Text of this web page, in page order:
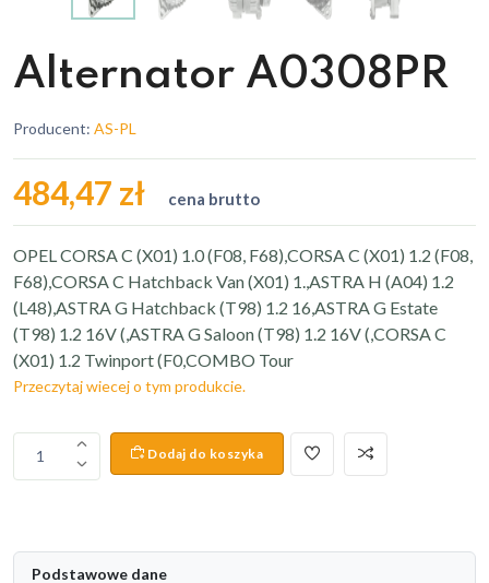
Alternator A0308PR
Producent: AS-PL
484,47 zł cena brutto
OPEL CORSA C (X01) 1.0 (F08, F68),CORSA C (X01) 1.2 (F08,
F68),CORSA C Hatchback Van (X01) 1.,ASTRA H (A04) 1.2
(L48),ASTRA G Hatchback (T98) 1.2 16,ASTRA G Estate
(T98) 1.2 16V (,ASTRA G Saloon (T98) 1.2 16V (,CORSA C
(X01) 1.2 Twinport (F0,COMBO Tour
Przeczytaj wiecej o tym produkcie.
1 Dodaj do koszyka
Podstawowe dane